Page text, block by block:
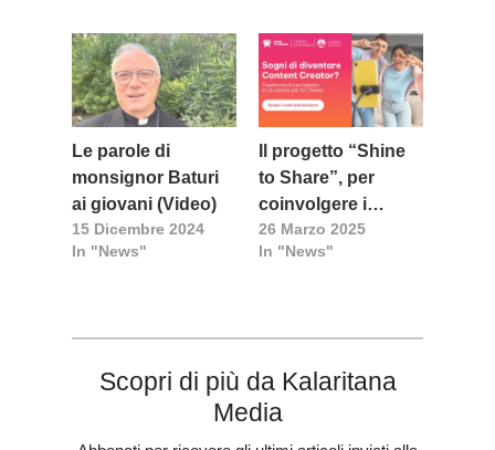
Le parole di
monsignor Baturi
ai giovani (Video)
15 Dicembre 2024
In "News"
Il progetto “Shine
to Share”, per
coinvolgere i
giovani a diventare
messaggeri di
26 Marzo 2025
In "News"
Scopri di più da Kalaritana
Media